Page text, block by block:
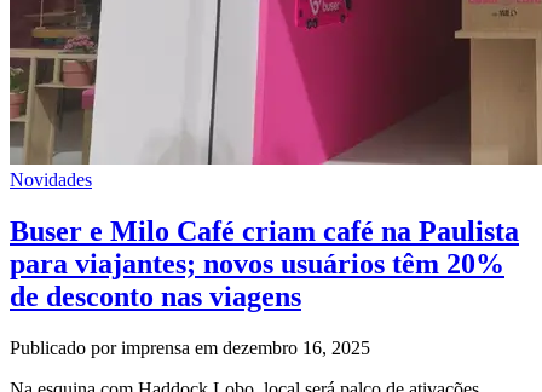
Novidades
Buser e Milo Café criam café na Paulista
para viajantes; novos usuários têm 20%
de desconto nas viagens
Publicado por imprensa em dezembro 16, 2025